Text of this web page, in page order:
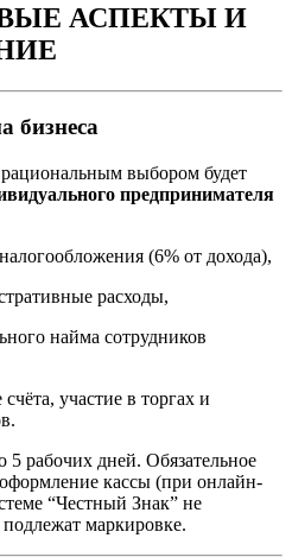
АСПЕКТЫ И
бизнеса
выбором будет
предпринимателя
(6% от дохода),
расходы,
найма сотрудников
участие в торгах и
рабочих дней. Обязательное
кассы (при онлайн-
“Честный Знак” не
подлежат маркировке.